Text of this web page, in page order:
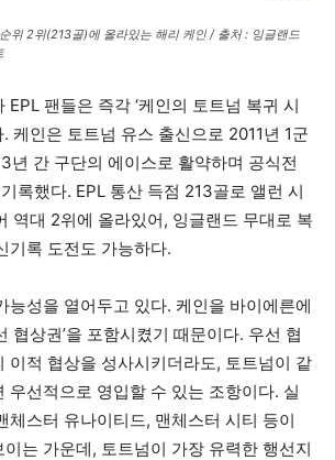
위 2위(213골)에 올라있는 해리 케인 / 출처 : 잉글랜드
EPL 팬들은 즉각 ‘케인의 토트넘 복귀 시
. 케인은 토트넘 유스 출신으로 2011년 1군
년 간 구단의 에이스로 활약하며 공식전
록했다. EPL 통산 득점 213골로 앨런 시
역대 2위에 올라있어, 잉글랜드 무대로 복
기록 도전도 가능하다.
능성을 열어두고 있다. 케인을 바이에른에
협상권’을 포함시켰기 때문이다. 우선 협
이적 협상을 성사시키더라도, 토트넘이 같
우선적으로 영입할 수 있는 조항이다. 실
체스터 유나이티드, 맨체스터 시티 등이
는 가운데, 토트넘이 가장 유력한 행선지